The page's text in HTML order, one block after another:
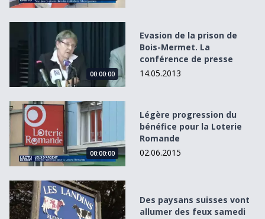
Evasion de la prison de Bois-Mermet. La conférence de
00:00:00
Evasion de la prison de
Bois-Mermet. La
conférence de presse
14.05.2013
Légère progression du bénéfice pour la Loterie Romande
00:00:00
Légère progression du
bénéfice pour la Loterie
Romande
02.06.2015
Des paysans suisses vont allumer des feux samedi
Des paysans suisses vont
allumer des feux samedi